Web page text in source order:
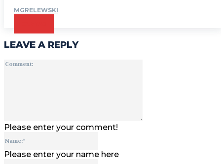
MGRELEWSKI
LEAVE A REPLY
Please enter your comment!
Please enter your name here